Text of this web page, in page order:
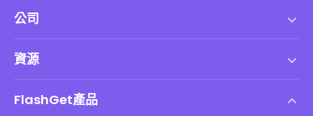
公司
DMCA 政策
資源
FlashGet產品